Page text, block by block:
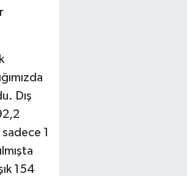
Dış
sadece 1
154